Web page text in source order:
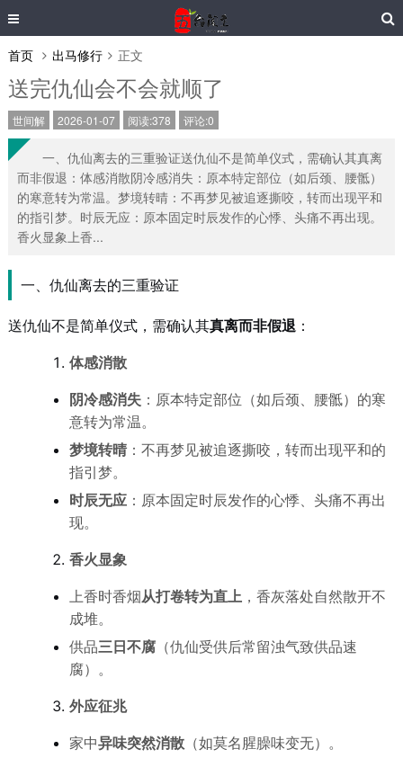
首页 出马修行 正文
送完仇仙会不会就顺了
世间解 2026-01-07 阅读:378 评论:0
一、仇仙离去的三重验证送仇仙不是简单仪式，需确认其真离
而非假退：体感消散阴冷感消失：原本特定部位（如后颈、腰骶）
的寒意转为常温。梦境转晴：不再梦见被追逐撕咬，转而出现平和
的指引梦。时辰无应：原本固定时辰发作的心悸、头痛不再出现。
香火显象上香...
一、仇仙离去的三重验证
送仇仙不是简单仪式，需确认其真离而非假退：
体感消散
阴冷感消失：原本特定部位（如后颈、腰骶）的寒
意转为常温。
梦境转晴：不再梦见被追逐撕咬，转而出现平和的
指引梦。
时辰无应：原本固定时辰发作的心悸、头痛不再出
现。
香火显象
上香时香烟从打卷转为直上，香灰落处自然散开不
成堆。
供品三日不腐（仇仙受供后常留浊气致供品速
腐）。
外应征兆
家中异味突然消散（如莫名腥臊味变无）。